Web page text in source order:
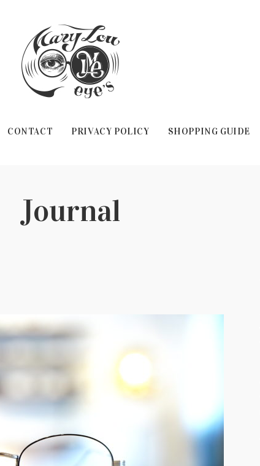
CONTACT PRIVACY POLICY SHOPPING GUIDE
Journal